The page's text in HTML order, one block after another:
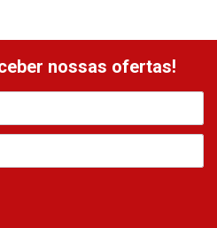
nossas ofertas!